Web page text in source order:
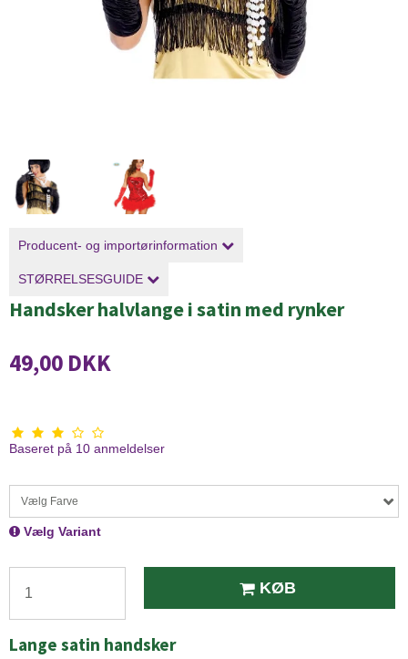
Producent- og importørinformation
STØRRELSESGUIDE
Handsker halvlange i satin med rynker
49,00 DKK
Baseret på 10 anmeldelser
Vælg Farve
Vælg Variant
KØB
Lange satin handsker